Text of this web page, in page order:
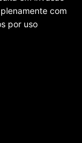
com
por uso